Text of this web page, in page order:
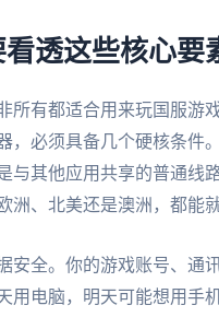
透这些核心要
所有都适合用来玩国服游
，必须具备几个硬核条
与其他应用共享的普通线
洲、北美还是澳洲，都能
安全。你的游戏账号、通
用电脑，明天可能想用手机